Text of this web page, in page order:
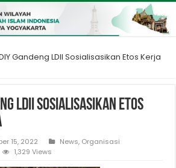
Gandeng LDII Sosialisasikan Etos Kerja
LDII Sosialisasikan Etos
15, 2022 News, Organisasi
1,329 Views